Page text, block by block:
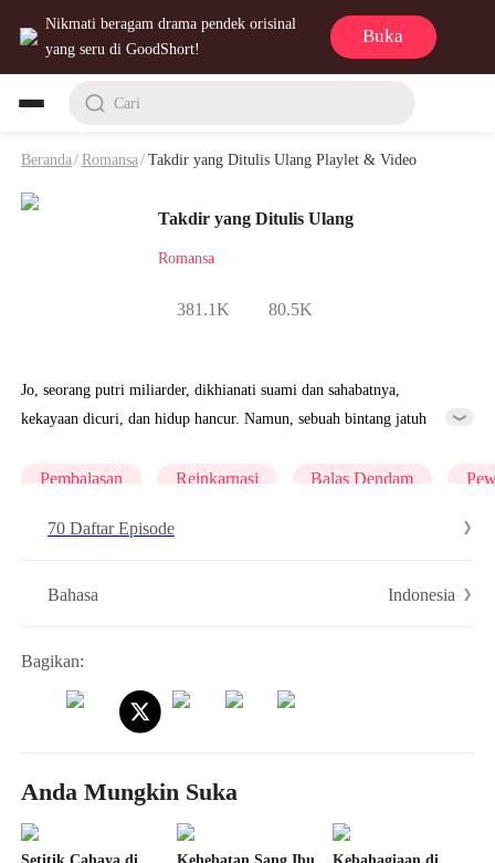
Nikmati beragam drama pendek orisinal
yang seru di GoodShort!
Buka
Cari
Beranda /Romansa /Takdir yang Ditulis Ulang Playlet & Video
Takdir yang Ditulis Ulang
Romansa
381.1K 80.5K
Jo, seorang putri miliarder, dikhianati suami dan sahabatnya,
kekayaan dicuri, dan hidup hancur. Namun, sebuah bintang jatuh
balas dendam, bongkar kebohongan, dan mencari cinta sejatinya.
Pembalasan Reinkarnasi Balas Dendam
70 Daftar Episode
Bahasa Indonesia
Bagikan:
Anda Mungkin Suka